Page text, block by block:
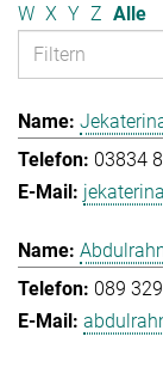
W X Y Z Alle
03834
089